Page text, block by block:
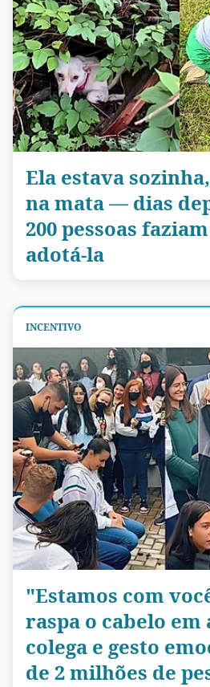
Ela estava
na mata — dias
200 pessoas
adotá-la
INCENTIVO
"Estamos com
raspa o cabelo em
colega e gesto
de 2 milhões de